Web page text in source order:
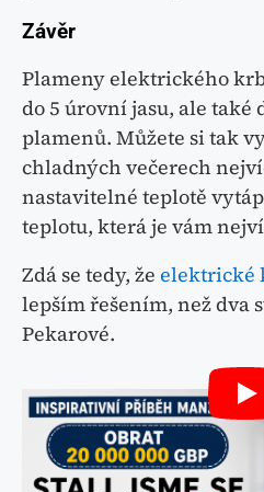
Závěr
Plameny elektrického
do 5 úrovní jasu, ale také
plamenů. Můžete si tak
chladných večerech
nastavitelné teplotě
teplotu, která je vám
Zdá se tedy, že elektrické
lepším řešením, než dva
Pekarové.